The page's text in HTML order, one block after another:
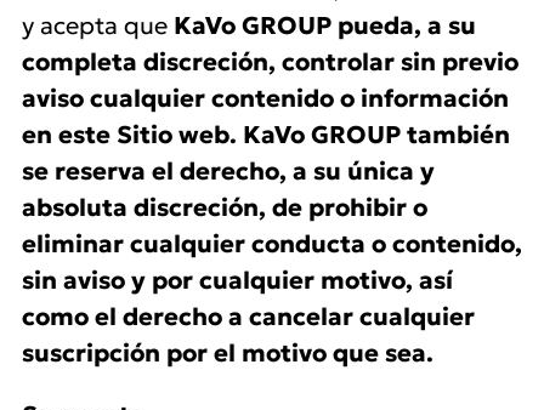
y acepta que KaVo GROUP pueda, a su
completa discreción, controlar sin previo
aviso cualquier contenido o información
en este Sitio web. KaVo GROUP también
se reserva el derecho, a su única y
absoluta discreción, de prohibir o
eliminar cualquier conducta o contenido,
sin aviso y por cualquier motivo, así
como el derecho a cancelar cualquier
suscripción por el motivo que sea.